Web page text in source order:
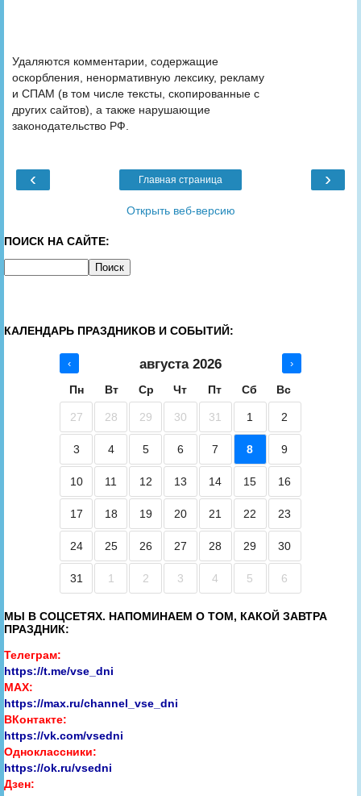
Удаляются комментарии, содержащие
оскорбления, ненормативную лексику, рекламу
и СПАМ (в том числе тексты, скопированные с
других сайтов), а также нарушающие
законодательство РФ.
‹ ›
Главная страница
Открыть веб-версию
ПОИСК НА САЙТЕ:
КАЛЕНДАРЬ ПРАЗДНИКОВ И СОБЫТИЙ:
‹ августа 2026 ›
Пн Вт Ср Чт Пт Сб Вс
27 28 29 30 31 1 2
3 4 5 6 7 8 9
10 11 12 13 14 15 16
17 18 19 20 21 22 23
24 25 26 27 28 29 30
31 1 2 3 4 5 6
МЫ В СОЦСЕТЯХ. НАПОМИНАЕМ О ТОМ, КАКОЙ ЗАВТРА
ПРАЗДНИК:
Телеграм:
https://t.me/vse_dni
MAX:
https://max.ru/channel_vse_dni
ВКонтакте:
https://vk.com/vsedni
Одноклассники:
https://ok.ru/vsedni
Дзен: